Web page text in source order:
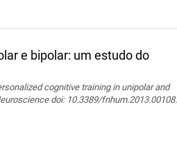
e bipolar: um estudo do
cognitive training in unipolar and
doi: 10.3389/fnhum.2013.00108.